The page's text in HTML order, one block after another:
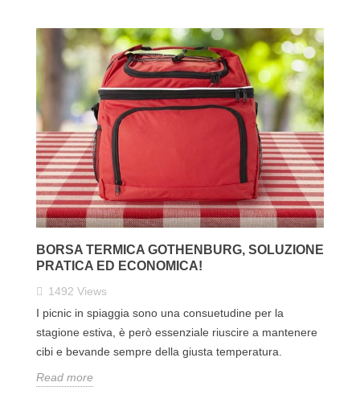
BORSA TERMICA GOTHENBURG, SOLUZIONE
PRATICA ED ECONOMICA!
1492 Views
I picnic in spiaggia sono una consuetudine per la
stagione estiva, è però essenziale riuscire a mantenere
cibi e bevande sempre della giusta temperatura.
Read more